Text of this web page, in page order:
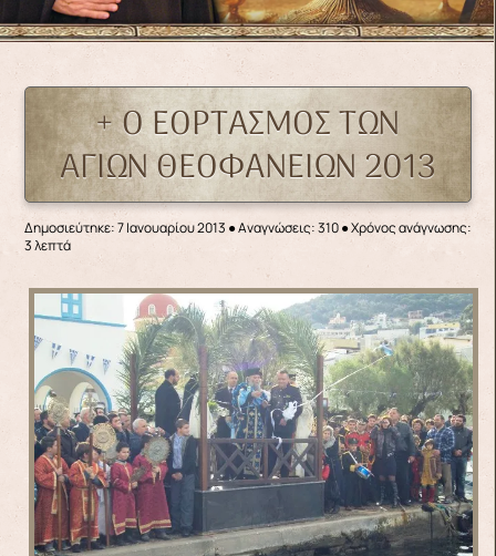
+ Ο ΕΟΡΤΑΣΜΟΣ ΤΩΝ
ΑΓΙΩΝ ΘΕΟΦΑΝΕΙΩΝ 2013
Δημοσιεύτηκε: 7 Ιανουαρίου 2013 ●Αναγνώσεις: 310● Χρόνος ανάγνωσης:
3 λεπτά